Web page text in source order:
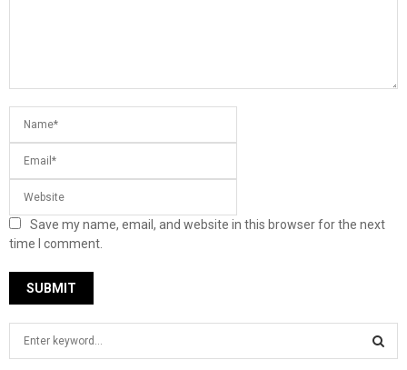
Save my name, email, and website in this browser for the next
time I comment.